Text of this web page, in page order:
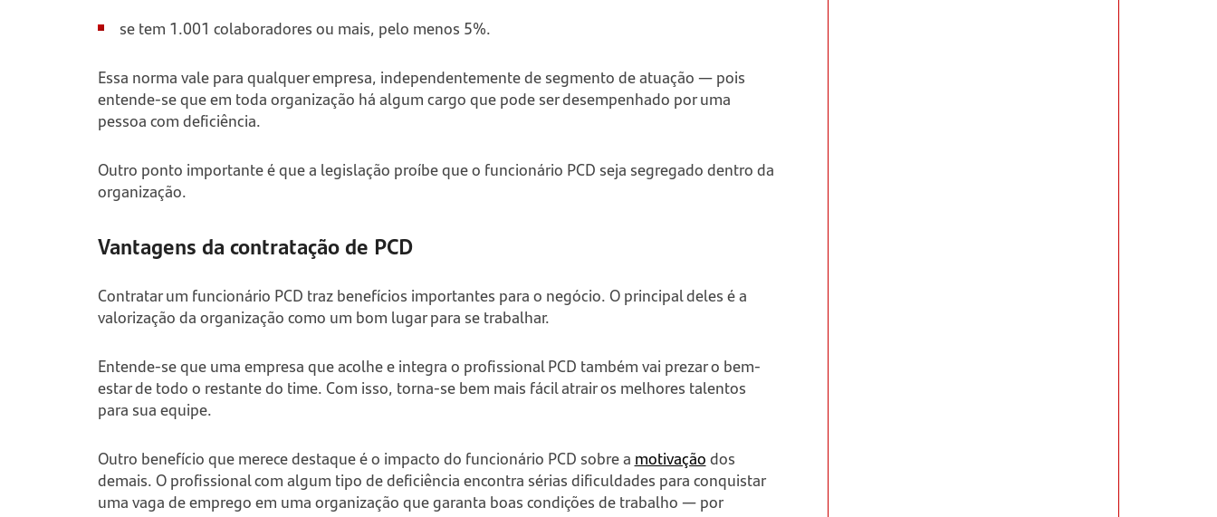
se tem 1.001 colaboradores ou mais, pelo menos 5%.
Essa norma vale para qualquer empresa, independentemente de segmento de atuação — pois
entende-se que em toda organização há algum cargo que pode ser desempenhado por uma
pessoa com deficiência.
Outro ponto importante é que a legislação proíbe que o funcionário PCD seja segregado dentro da
organização.
Vantagens da contratação de PCD
Contratar um funcionário PCD traz benefícios importantes para o negócio. O principal deles é a
valorização da organização como um bom lugar para se trabalhar.
Entende-se que uma empresa que acolhe e integra o profissional PCD também vai prezar o bem-
estar de todo o restante do time. Com isso, torna-se bem mais fácil atrair os melhores talentos
para sua equipe.
Outro benefício que merece destaque é o impacto do funcionário PCD sobre a motivaçãodos
demais. O profissional com algum tipo de deficiência encontra sérias dificuldades para conquistar
uma vaga de emprego em uma organização que garanta boas condições de trabalho — por